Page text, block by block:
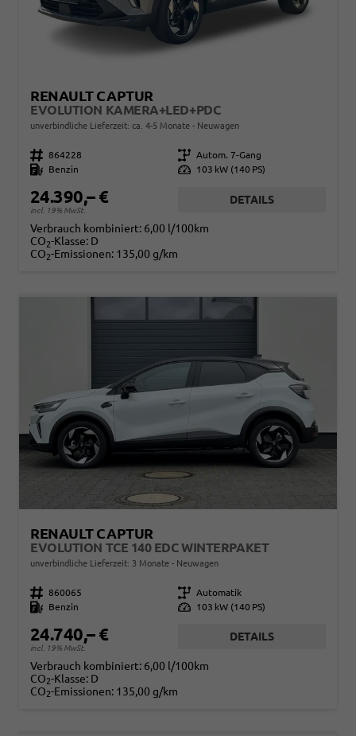
RENAULT CAPTUR
EVOLUTION KAMERA+LED+PDC
unverbindliche Lieferzeit: ca. 4-5 Monate Neuwagen
Fahrzeugnr. 864228 Getriebe Autom. 7-Gang
Kraftstoff
Benzin Leistung 103 kW (140 PS)
24.390,– €
incl. 19% MwSt.
DETAILS
Verbrauch kombiniert: 6,00 l/100km
CO2-Klasse: D
CO2-Emissionen: 135,00 g/km
RENAULT CAPTUR
EVOLUTION TCE 140 EDC WINTERPAKET
unverbindliche Lieferzeit: 3 Monate Neuwagen
Fahrzeugnr. 860065 Getriebe Automatik
Kraftstoff
Benzin Leistung 103 kW (140 PS)
24.740,– €
incl. 19% MwSt.
DETAILS
Verbrauch kombiniert: 6,00 l/100km
CO2-Klasse: D
CO2-Emissionen: 135,00 g/km